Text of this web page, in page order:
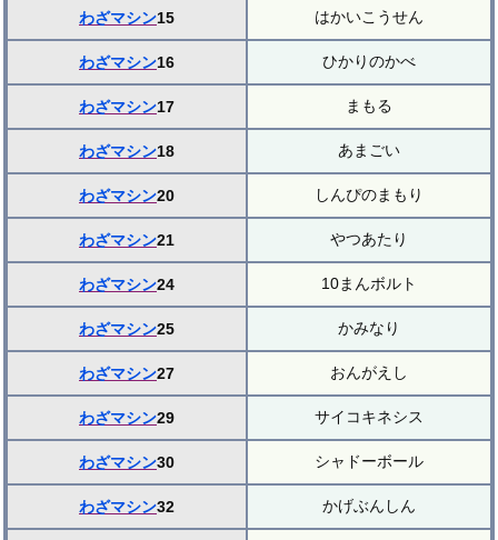
わざマシン15 はかいこうせん
わざマシン16 ひかりのかべ
わざマシン17 まもる
わざマシン18 あまごい
わざマシン20 しんぴのまもり
わざマシン21 やつあたり
わざマシン24 10まんボルト
わざマシン25 かみなり
わざマシン27 おんがえし
わざマシン29 サイコキネシス
わざマシン30 シャドーボール
わざマシン32 かげぶんしん